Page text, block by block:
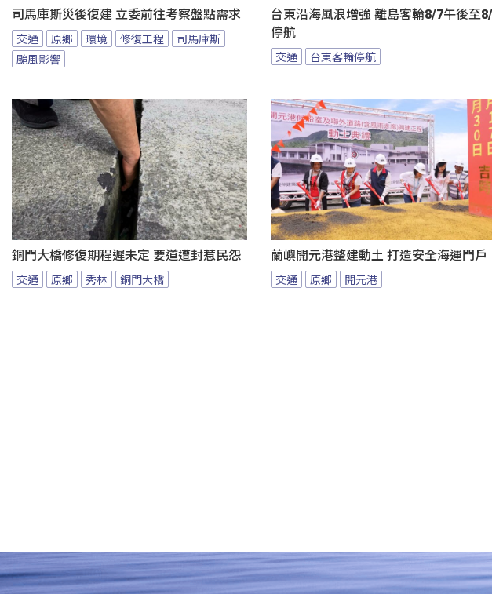
司馬庫斯災後復建 立委前往考察盤點需求
交通 原鄉 環境 修復工程
司馬庫斯
颱風影響
台東沿海風浪增強 離島客輪8/7午後至
停航
交通 台東客輪停航
銅門大橋修復期程遲未定 要道遭封惹民怨
交通 原鄉 秀林 銅門大橋
蘭嶼開元港整建動土 打造安全海運門戶
交通 原鄉 開元港